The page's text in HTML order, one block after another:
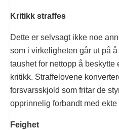
Kritikk straffes
Dette er selvsagt ikke noe
som i virkeligheten går ut på
taushet for nettopp å
kritikk. Straffelovene
forsvarsskjold som fritar de
opprinnelig forbandt med ekte
Feighet